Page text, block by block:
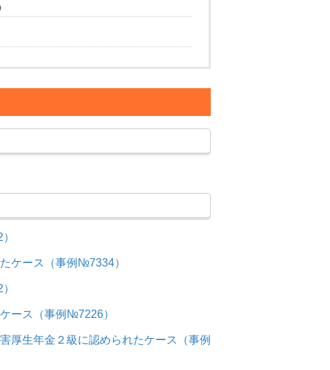
ケース（事例№7334）
ース（事例№7226）
厚生年金２級に認められたケース（事例